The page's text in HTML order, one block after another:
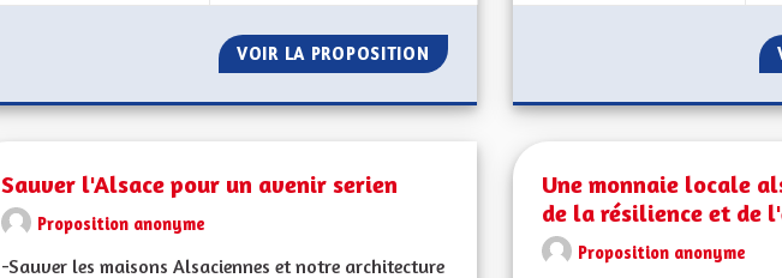
VOIR LA PROPOSITION PRODUCTION ÉLECTRIQUE
Sauver l'Alsace pour un avenir serien
Proposition anonyme
-Sauver les maisons Alsaciennes et notre architecture
Une monnaie locale
de la résilience et de
Proposition anonyme